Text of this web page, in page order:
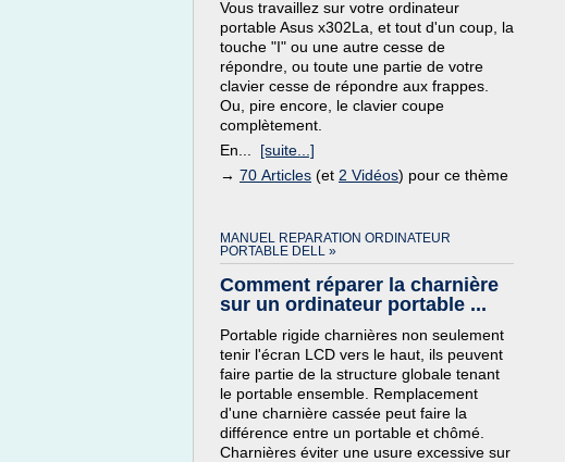
Vous travaillez sur votre ordinateur
portable Asus x302La, et tout d'un coup, la
touche "I" ou une autre cesse de
répondre, ou toute une partie de votre
clavier cesse de répondre aux frappes.
Ou, pire encore, le clavier coupe
complètement.
En... [suite...]
→ 70 Articles (et 2 Vidéos) pour ce thème
MANUEL REPARATION ORDINATEUR
PORTABLE DELL »
Comment réparer la charnière
sur un ordinateur portable ...
Portable rigide charnières non seulement
tenir l'écran LCD vers le haut, ils peuvent
faire partie de la structure globale tenant
le portable ensemble. Remplacement
d'une charnière cassée peut faire la
différence entre un portable et chômé.
Charnières éviter une usure excessive sur